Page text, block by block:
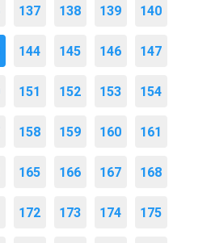
137 138 139 140
144 145 146 147
151 152 153 154
158 159 160 161
165 166 167 168
172 173 174 175